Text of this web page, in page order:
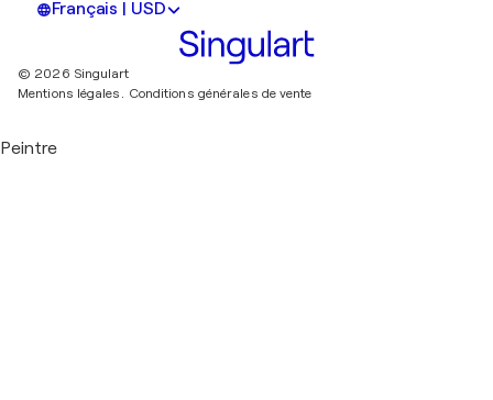
Français | USD
© 2026 Singulart
Mentions légales. Conditions générales de vente
Peintre